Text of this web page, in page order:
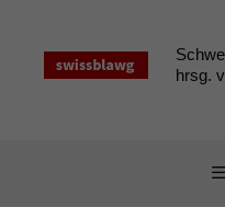
springen
hrsg.